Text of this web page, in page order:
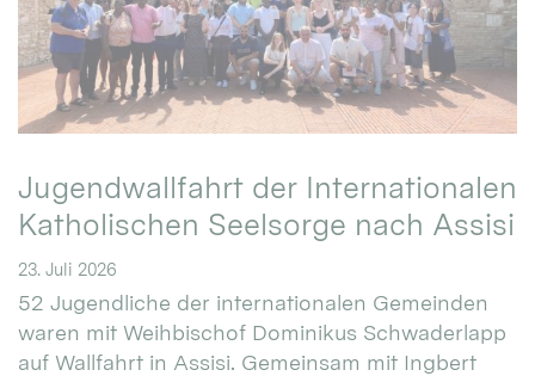
Jugendwallfahrt der Internationalen
Katholischen Seelsorge nach Assisi
23. Juli 2026
52 Jugendliche der internationalen Gemeinden
waren mit Weihbischof Dominikus Schwaderlapp
auf Wallfahrt in Assisi. Gemeinsam mit Ingbert